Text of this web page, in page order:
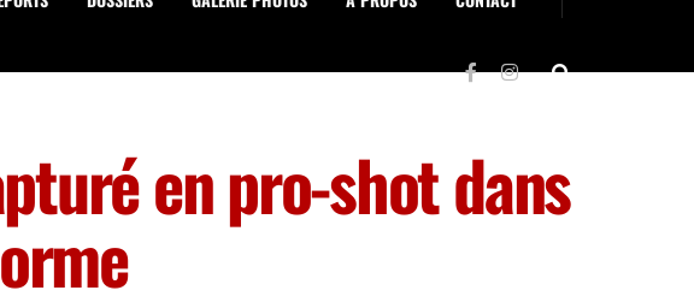
en pro-shot dans